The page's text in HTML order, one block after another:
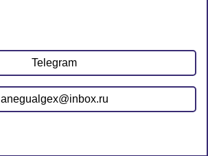
Telegram
anegualgex@inbox.ru